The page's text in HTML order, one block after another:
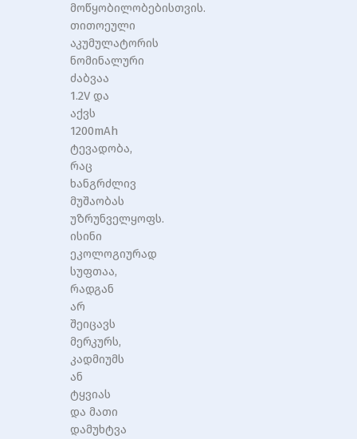
მოწყობილობებისთვის.
თითოეული
აკუმულატორის
ნომინალური
ძაბვაა
1.2V და
აქვს
1200mAh
ტევადობა,
რაც
ხანგრძლივ
მუშაობას
უზრუნველყოფს.
ისინი
ეკოლოგიურად
სუფთაა,
რადგან
არ
შეიცავს
მერკურს,
კადმიუმს
ან
ტყვიას
და მათი
დამუხტვა